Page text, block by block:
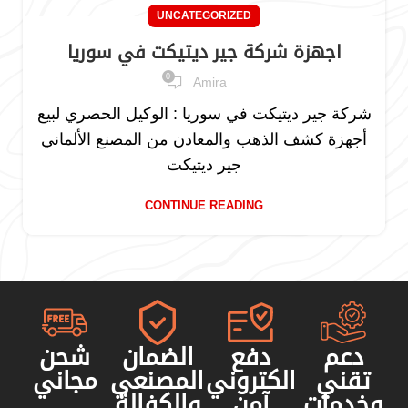
UNCATEGORIZED
اجهزة شركة جير ديتيكت في سوريا
Amira
0
شركة جير ديتيكت في سوريا : الوكيل الحصري لبيع
أجهزة كشف الذهب والمعادن من المصنع الألماني
جير ديتيكت
CONTINUE READING
شحن
مجاني
الضمان
المصنعي
دفع
الكتروني
دعم
تقني